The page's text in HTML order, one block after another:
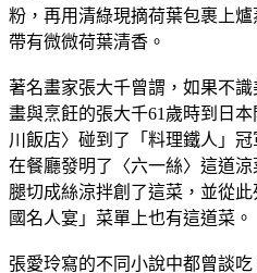
粉，再用清綠現摘荷葉包裹上
帶有微微荷葉清香。
著名畫家張大千曾謂，如果不
畫與烹飪的張大千61歲時到日
川飯店〉碰到了「料理鐵人」
在餐廳發明了〈六一絲〉這道
腿切成絲涼拌創了這菜，並從
國名人宴」菜單上也有這道菜。
張愛玲寫的不同小說中都曾談